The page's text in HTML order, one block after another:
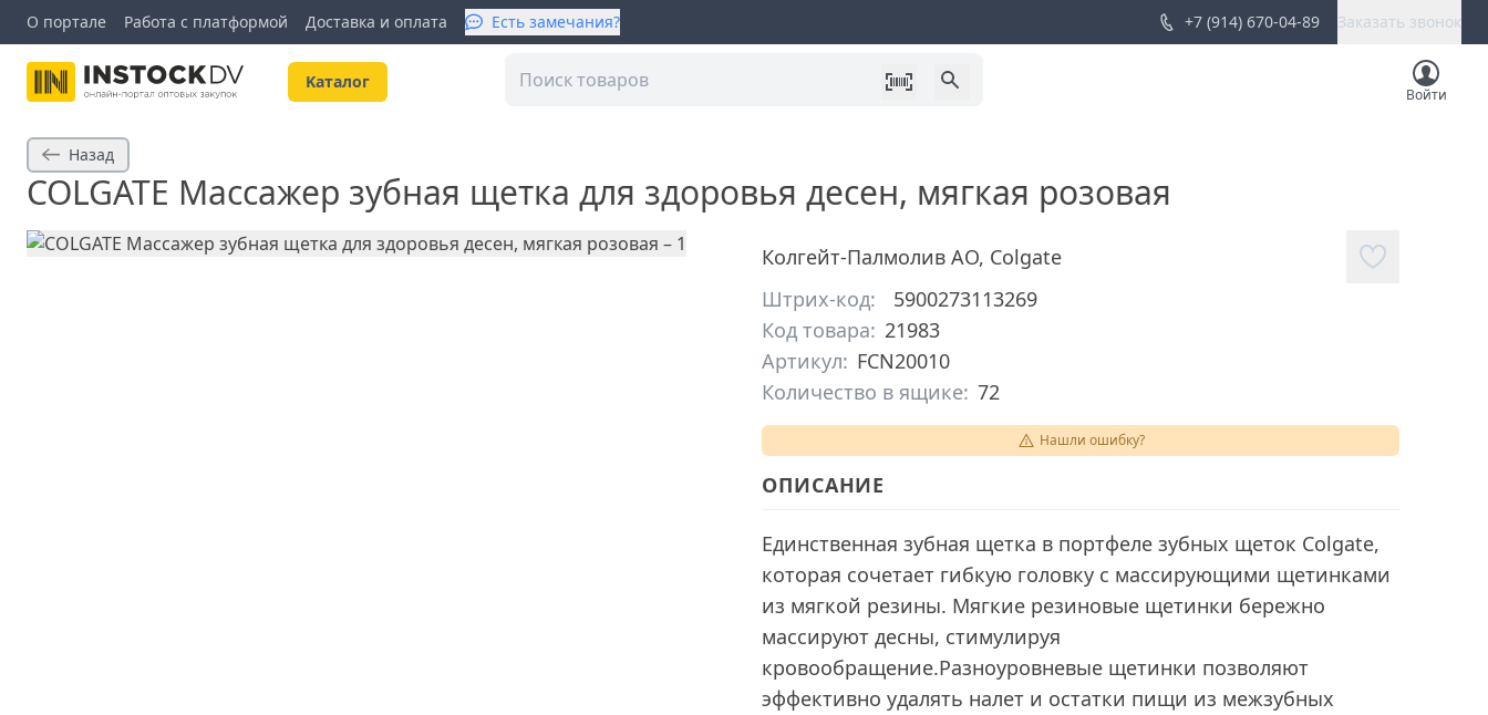
О портале Работа с платформой Доставка и оплата Есть замечания? +7 (914) 670-04-89 Заказать звонок
Kаталог
Войти
Назад
COLGATE Массажер зубная щетка для здоровья десен, мягкая розовая
Колгейт-Палмолив АО, Colgate
Штрих-код:
5900273113269
Код товара: 21983
Артикул: FCN20010
Количество в ящике: 72
Нашли ошибку?
ОПИСАНИЕ
Единственная зубная щетка в портфеле зубных щеток Colgate,
которая сочетает гибкую головку с массирующими щетинками
из мягкой резины. Мягкие резиновые щетинки бережно
массируют десны, стимулируя
кровообращение.Разноуровневые щетинки позволяют
эффективно удалять налет и остатки пищи из межзубных